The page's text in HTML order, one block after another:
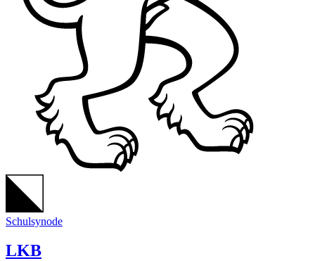
Schulsynode
LKB